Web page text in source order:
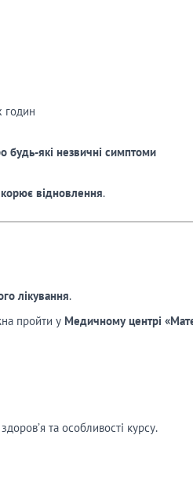
годин
будь-які незвичні симптоми
відновлення.
лікування.
пройти у Медичному центрі
та особливості курсу.